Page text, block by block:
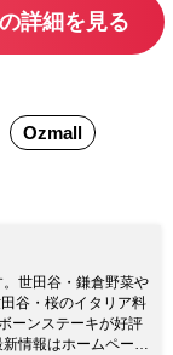
もおすすめで
クト。お食事内
をご賞味くださ
詳細を見る
Ozmall
世田谷・鎌倉野菜や
谷・桜のイタリア料
ーンステーキが好評
情報はホームページ